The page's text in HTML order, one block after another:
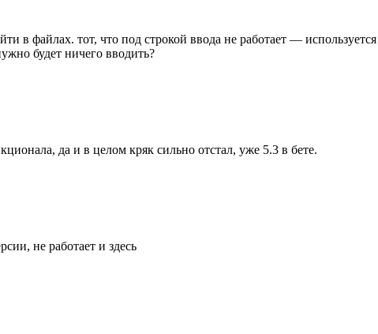
в файлах. тот, что под строкой ввода не работает —
будет ничего вводить?
да и в целом кряк сильно отстал, уже 5.3 в бете.
не работает и здесь